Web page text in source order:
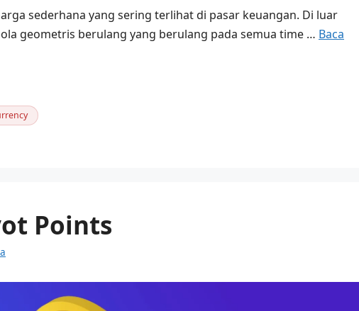
sederhana yang sering terlihat di pasar keuangan. Di luar
geometris berulang yang berulang pada semua time … Baca
Points